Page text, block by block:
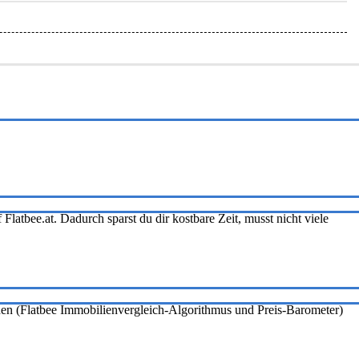
Dadurch sparst du dir kostbare Zeit, musst nicht viele
(Flatbee Immobilienvergleich-Algorithmus und Preis-Barometer)